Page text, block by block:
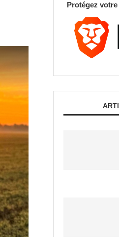
Protégez